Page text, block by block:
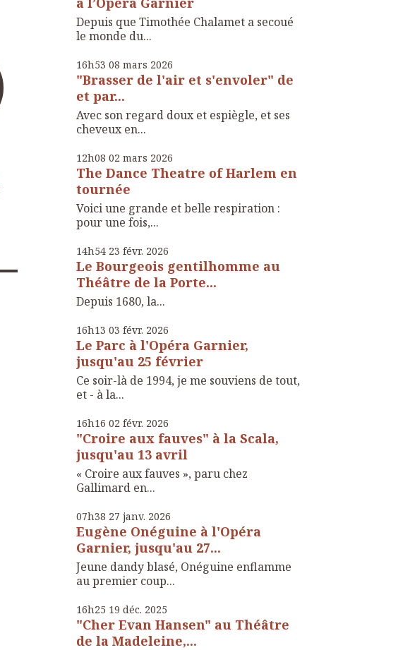
Depuis que Timothée Chalamet a secoué
le monde du...
16h53 08 mars 2026
"Brasser de l'air et s'envoler" de
et par...
Avec son regard doux et espiègle, et ses
cheveux en...
12h08 02 mars 2026
The Dance Theatre of Harlem en
tournée
Voici une grande et belle respiration :
pour une fois,...
14h54 23 févr. 2026
Le Bourgeois gentilhomme au
Théâtre de la Porte...
Depuis 1680, la...
16h13 03 févr. 2026
Le Parc à l'Opéra Garnier,
jusqu'au 25 février
Ce soir-là de 1994, je me souviens de tout,
et - à la...
16h16 02 févr. 2026
"Croire aux fauves" à la Scala,
jusqu'au 13 avril
« Croire aux fauves », paru chez
Gallimard en...
07h38 27 janv. 2026
Eugène Onéguine à l'Opéra
Garnier, jusqu'au 27...
Jeune dandy blasé, Onéguine enflamme
au premier coup...
16h25 19 déc. 2025
"Cher Evan Hansen" au Théâtre
de la Madeleine,...